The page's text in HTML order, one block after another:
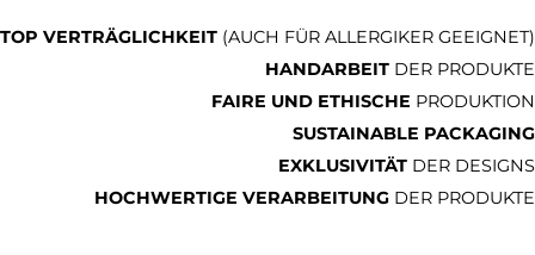
TOP VERTRÄGLICHKEIT (AUCH FÜR ALLERGIKER GEEIGNET)
HANDARBEIT DER PRODUKTE
FAIRE UND ETHISCHE PRODUKTION
SUSTAINABLE PACKAGING
EXKLUSIVITÄT DER DESIGNS
HOCHWERTIGE VERARBEITUNG DER PRODUKTE